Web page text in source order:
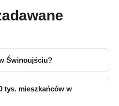
Świnoujściu?
tys. mieszkańców w